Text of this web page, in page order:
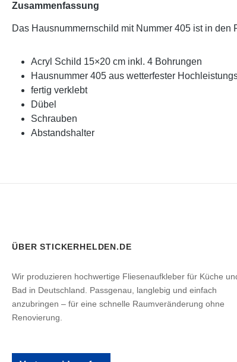
Zusammenfassung
Das Hausnummernschild mit Nummer 405 ist in den
Acryl Schild 15×20 cm inkl. 4 Bohrungen
Hausnummer 405 aus wetterfester
fertig verklebt
Dübel
Schrauben
Abstandshalter
ÜBER STICKERHELDEN.DE
Wir produzieren hochwertige Fliesenaufkleber für Küche
Bad in Deutschland. Passgenau, langlebig und einfach
anzubringen – für eine schnelle Raumveränderung ohne
Renovierung.